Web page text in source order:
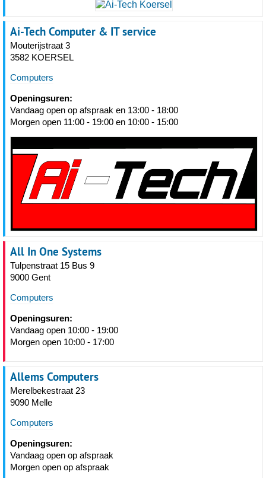
Ai-Tech Computer & IT service
Mouterijstraat 3
3582 KOERSEL
Computers
Openingsuren:
Vandaag open op afspraak en 13:00 - 18:00
Morgen open 11:00 - 19:00 en 10:00 - 15:00
All In One Systems
Tulpenstraat 15 Bus 9
9000 Gent
Computers
Openingsuren:
Vandaag open 10:00 - 19:00
Morgen open 10:00 - 17:00
Allems Computers
Merelbekestraat 23
9090 Melle
Computers
Openingsuren:
Vandaag open op afspraak
Morgen open op afspraak